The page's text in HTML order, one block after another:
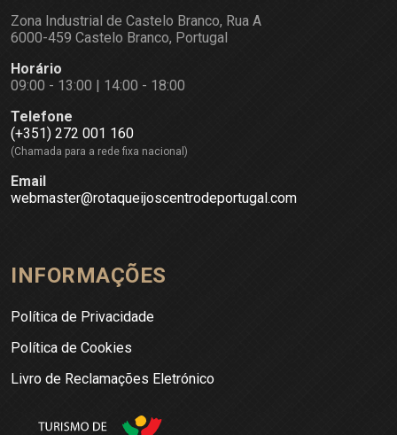
Zona Industrial de Castelo Branco, Rua A
6000-459 Castelo Branco, Portugal
Horário
09:00 - 13:00 | 14:00 - 18:00
Telefone
(+351) 272 001 160
(Chamada para a rede fixa nacional)
Email
webmaster@rotaqueijoscentrodeportugal.com
INFORMAÇÕES
Política de Privacidade
Política de Cookies
Livro de Reclamações Eletrónico